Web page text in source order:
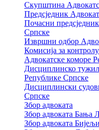
Скупштина
Предсједник
Почасни
Српске
Извршни одбор
Комисија за
Адвокатске коморе
Дисциплинско
Републике Српске
Дисциплински
Српске
Збор адвоката
Збор адвоката Бања
Збор адвоката